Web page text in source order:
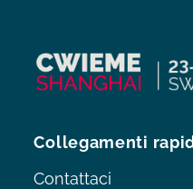
Collegamenti
Contattaci